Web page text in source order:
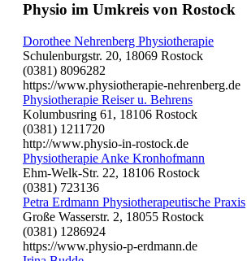
Physio im Umkreis von Rostock
Dorothee Nehrenberg Physiotherapie
Schulenburgstr. 20, 18069 Rostock
(0381) 8096282
https://www.physiotherapie-nehrenberg.de
Physiotherapie Reiser u. Behrens
Kolumbusring 61, 18106 Rostock
(0381) 1211720
http://www.physio-in-rostock.de
Physiotherapie Anke Kronhofmann
Ehm-Welk-Str. 22, 18106 Rostock
(0381) 723136
Petra Erdmann Physiotherapeutische Praxis
Große Wasserstr. 2, 18055 Rostock
(0381) 1286924
https://www.physio-p-erdmann.de